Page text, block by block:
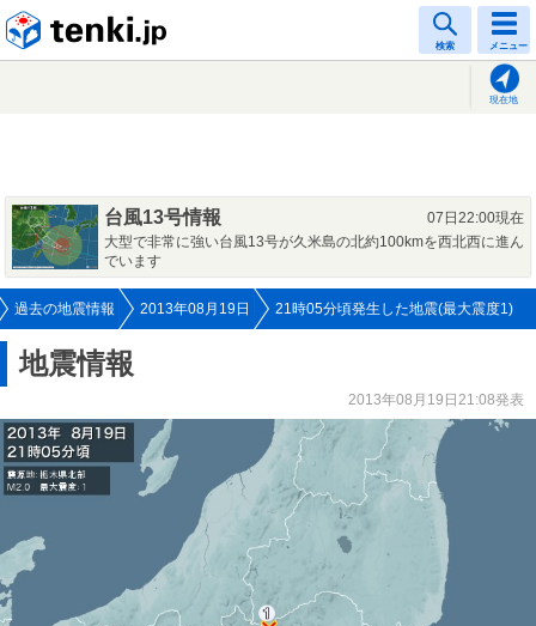
検索 メニュー
現在地
台風13号情報
07日22:00現在
大型で非常に強い台風13号が久米島の北約100kmを西北西に進ん
でいます
過去の地震情報 2013年08月19日 21時05分頃発生した地震(最大震度1)
地震情報
2013年08月19日21:08発表